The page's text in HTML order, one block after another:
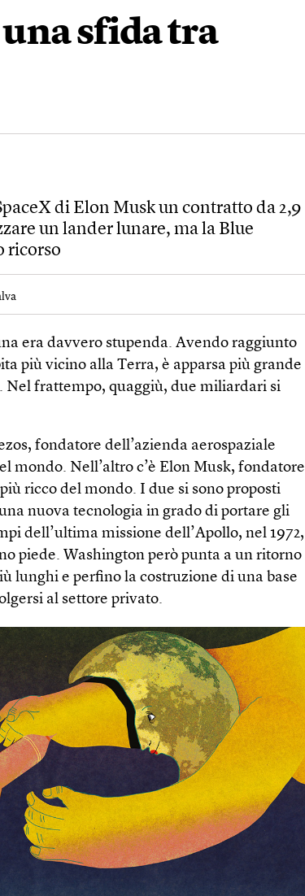
sfida tra
di Elon Musk un contratto da 2,9
un lander lunare, ma la Blue
ricorso
era davvero stupenda. Avendo raggiunto
più vicino alla Terra, è apparsa più grande
Nel frattempo, quaggiù, due miliardari si
fondatore dell’azienda aerospaziale
mondo. Nell’altro c’è Elon Musk, fondatore
ricco del mondo. I due si sono proposti
nuova tecnologia in grado di portare gli
dell’ultima missione dell’Apollo, nel 1972,
piede. Washington però punta a un ritorno
lunghi e perfino la costruzione di una base
al settore privato.